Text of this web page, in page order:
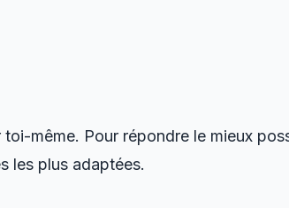
même. Pour répondre le mieux
les plus adaptées.